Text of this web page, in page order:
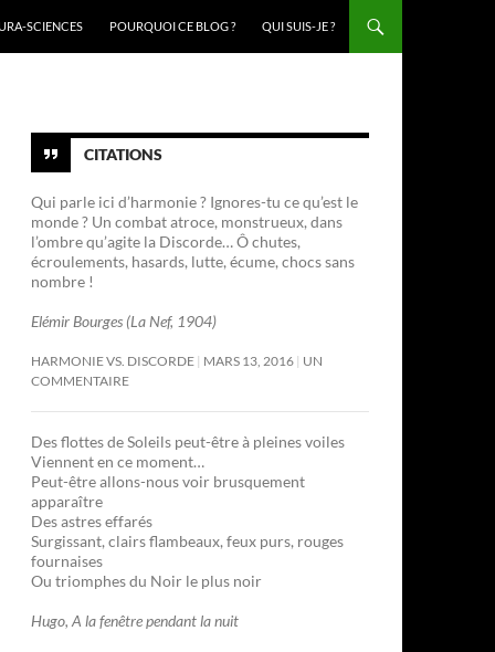
SCIENCES
POURQUOI CE BLOG ? QUI SUIS-JE ?
CITATIONS
Qui parle ici d’harmonie ? Ignores-tu ce qu’est le
monde ? Un combat atroce, monstrueux, dans
l’ombre qu’agite la Discorde… Ô chutes,
écroulements, hasards, lutte, écume, chocs sans
nombre !
Elémir Bourges (La Nef, 1904)
HARMONIE VS. DISCORDE MARS 13, 2016 UN
COMMENTAIRE
Des flottes de Soleils peut-être à pleines voiles
Viennent en ce moment…
Peut-être allons-nous voir brusquement
apparaître
Des astres effarés
Surgissant, clairs flambeaux, feux purs, rouges
fournaises
Ou triomphes du Noir le plus noir
Hugo, A la fenêtre pendant la nuit